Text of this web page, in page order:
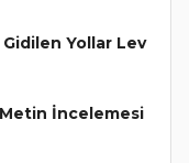
Yollar Lev
Metin İncelemesi